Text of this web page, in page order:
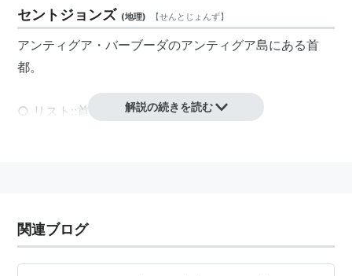
セントジョンズ (地理) 【せんとじょんず】
アンティグア・バーブーダのアンティグア島にある首
都。
○ リスト::首都 解説の続きを読む
関連ブログ